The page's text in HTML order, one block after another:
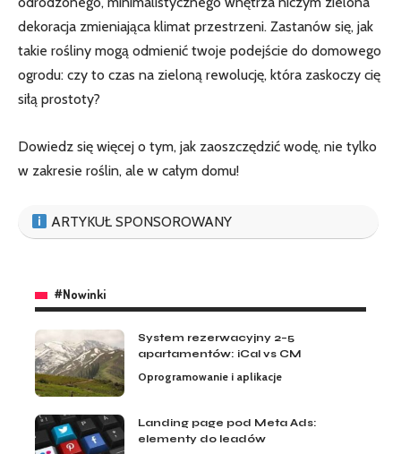
dekoracja zmieniająca klimat ⁣przestrzeni. Zastanów​ się, jak​
takie rośliny mogą odmienić‍ twoje podejście do​ domowego
ogrodu: czy to czas na zieloną rewolucję, która zaskoczy cię
siłą prostoty?
Dowiedz się więcej⁤ o tym, jak zaoszczędzić wodę, nie tylko
w ‍zakresie roślin, ale w całym domu!
ARTYKUŁ SPONSOROWANY
#Nowinki
System rezerwacyjny 2–5
apartamentów: iCal vs CM
Oprogramowanie i aplikacje
Landing page pod Meta Ads:
elementy do leadów